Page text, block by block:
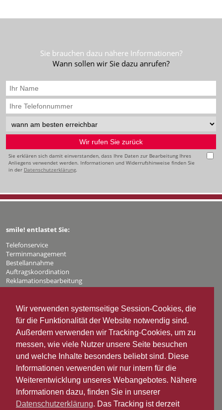
Wir verwenden systemseitige Session-Cookies, die
für die Funktionalität der Website notwendig sind.
Außerdem verwenden wir Tracking-Cookies, um zu
messen, wie viele Nutzer unsere Seite besuchen
und welche Inhalte besonders beliebt sind. Diese
Informationen verwenden wir nur intern für die
Weiterentwicklung unseres Webangebotes. Nähere
Informationen dazu, finden Sie in unserer
Datenschutzerklärung. Das Tracking ist derzeit
Sie brauchen dazu nähere Informationen?
Wann sollen wir Sie dazu anrufen?
Sie erklären sich damit einverstanden, dass Ihre Daten zur Bearbeitung Ihres
Anliegens verwendet werden. Informationen und Widerrufshinweise finden Sie
in der Datenschutzerklärung.
smile! entlastet Sie:
Telefonservice
Terminmanagement
Bestellannahme
Auftragskoordination
Reklamationsbearbeitung
Kundenberatung
Was brauchen Sie?
Hier finden Sie uns:
smile! Solutions GmbH
Telefonservice und Bürodienstleistungen
Rosenheimer Str. 20
10779 Berlin
Tel. 030 - 30 30 68 110